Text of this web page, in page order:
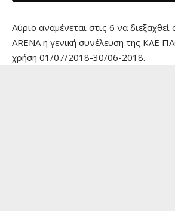
Αύριο αναμένεται στις 6 να διεξαχθεί
ARENA η γενική συνέλευση της ΚΑΕ
χρήση 01/07/2018-30/06-2018.